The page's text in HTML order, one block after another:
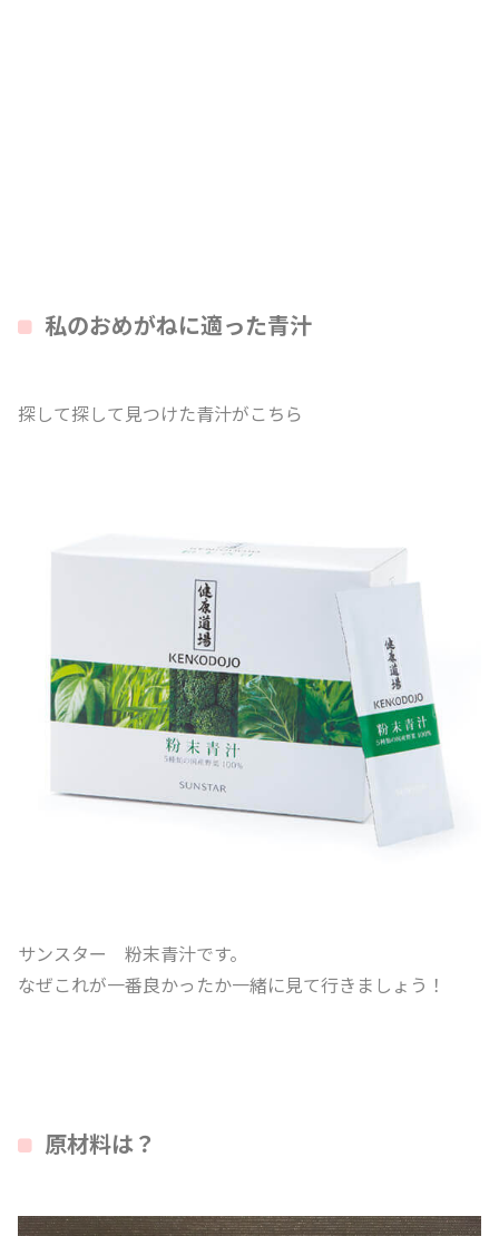
私のおめがねに適った青汁
探して探して見つけた青汁がこちら
サンスター 粉末青汁です。
なぜこれが一番良かったか一緒に見て行きましょう！
原材料は？